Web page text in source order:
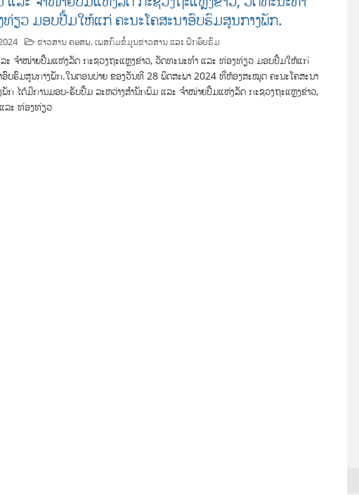
ທ່ຽວ ມອບປື້ມໃຫ້ແກ່ ຄະນະໂຄສະນາອົບຮົມສູນກາງພັກ.
ຂ່າວສານ ຄອສພ,ເພສກົມຂໍ້ມູນຂ່າວສານ ແລະ ຝຶກອົບຮົມ
ຈໍາໜ່າຍປື້ມແຫ່ງລັດ ກະຊວງຖະແຫຼງຂ່າວ, ວັດທະນະທໍາ ແລະ ທ່ອງທ່ຽວ ມອບປື້ມໃຫ້ແກ່
ອົບຮົມສູນກາງພັກ.ໃນຕອນບ່າຍ ຂອງວັນທີ 28 ພຶດສະພາ 2024 ທີ່ຫ້ອງສະໝຸດ ຄະນະໂຄສະນາ
ກ ໄດ້ມີການມອບ-ຮັບປື້ມ ລະຫວ່າງສໍານັກພິມ ແລະ ຈໍາໜ່າຍປື້ມແຫ່ງລັດ ກະຊວງຖະແຫຼງຂ່າວ,
ລະ ທ່ອງທ່ຽວ